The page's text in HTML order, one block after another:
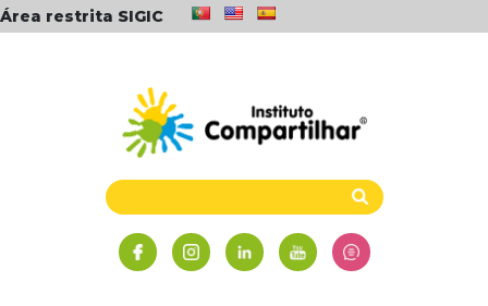
Área restrita SIGIC